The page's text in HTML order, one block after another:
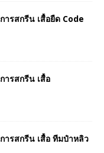
ารสกรีน เสื้อยืด Code
ารสกรีน เสื้อ
ารสกรีน เสื้อ ทีมป๋าหลิว